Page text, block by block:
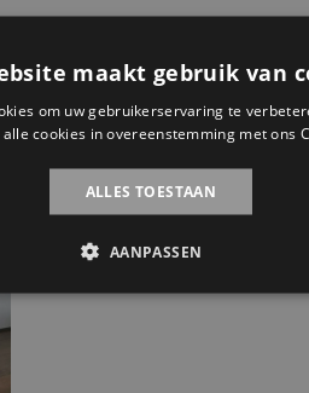
maakt gebruik van
om uw gebruikerservaring te
cookies in overeenstemming met ons
ALLES TOESTAAN
AANPASSEN